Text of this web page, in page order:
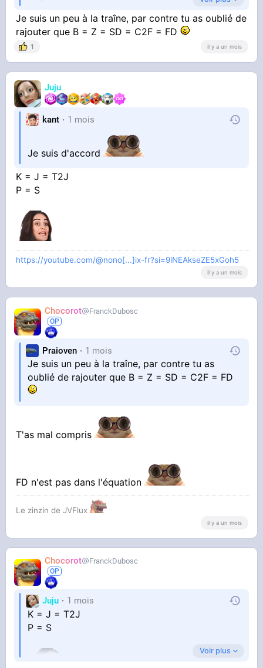
Faut suivre, un peu
Je suis un peu à la traîne, par contre tu as oublié de
rajouter que B = Z = SD = C2F = FD
1 il y a un mois
Juju
kant 1 mois
Je suis d'accord
K = J = T2J
P = S
https://youtube.com/@nono[...]ix-fr?si=9lNEAkseZE5xGoh5
il y a un mois
Chocorot FranckDubosc
Praioven 1 mois
Je suis un peu à la traîne, par contre tu as
oublié de rajouter que B = Z = SD = C2F = FD
T'as mal compris
FD n'est pas dans l'équation
Le zinzin de JVFlux
il y a un mois
Chocorot FranckDubosc
Juju 1 mois
K = J = T2J
P = S
Voir plus